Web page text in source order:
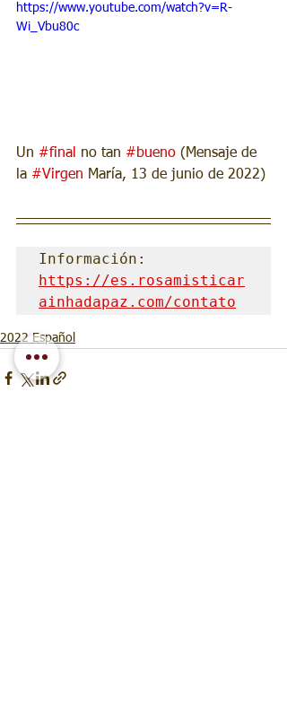
https://www.youtube.com/watch?v=R-
Wi_Vbu80c
Un #final no tan #bueno (Mensaje de
la #Virgen María, 13 de junio de 2022)
https://es.rosamisticar
ainhadapaz.com/contato
2022 Español